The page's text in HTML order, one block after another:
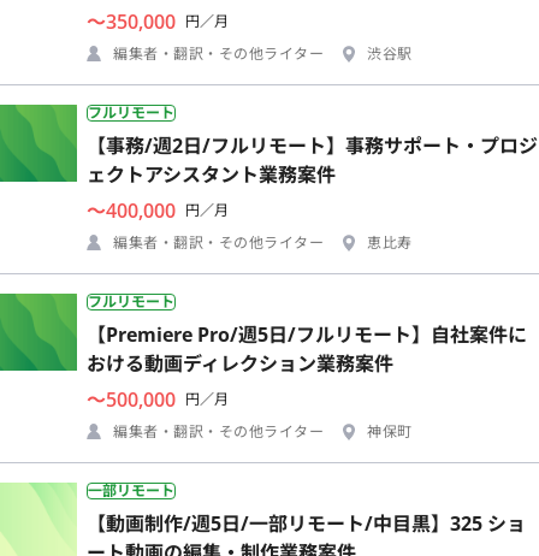
〜350,000 円／月
編集者・翻訳・その他ライター
渋谷駅
フルリモート
【事務/週2日/フルリモート】事務サポート・プロジ
ェクトアシスタント業務案件
〜400,000 円／月
編集者・翻訳・その他ライター
恵比寿
フルリモート
【Premiere Pro/週5日/フルリモート】自社案件に
おける動画ディレクション業務案件
〜500,000 円／月
編集者・翻訳・その他ライター
神保町
一部リモート
【動画制作/週5日/一部リモート/中目黒】325 ショ